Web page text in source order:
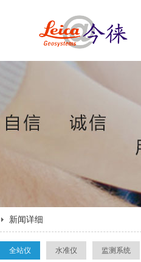
新闻详细
全站仪 水准仪 监测系统